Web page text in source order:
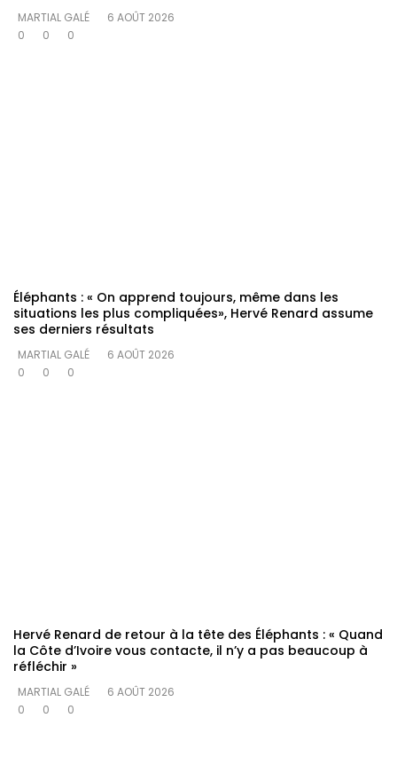
MARTIAL GALÉ
6 AOÛT 2026
0
0 0
Éléphants : « On apprend toujours, même dans les
situations les plus compliquées», Hervé Renard assume
ses derniers résultats
MARTIAL GALÉ
6 AOÛT 2026
0
0 0
Hervé Renard de retour à la tête des Éléphants : « Quand
la Côte d’Ivoire vous contacte, il n’y a pas beaucoup à
réfléchir »
MARTIAL GALÉ
6 AOÛT 2026
0
0 0